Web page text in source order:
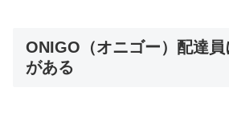
ONIGO（オニゴー）配達員
がある